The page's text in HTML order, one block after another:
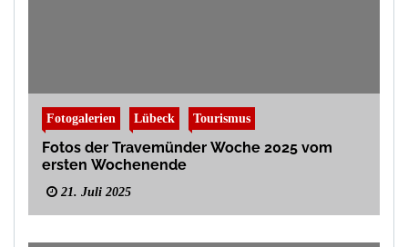
Fotogalerien Lübeck Tourismus
Fotos der Travemünder Woche 2025 vom
ersten Wochenende
21. Juli 2025